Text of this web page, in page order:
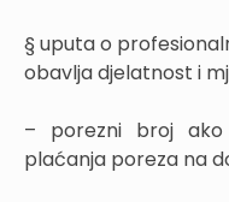
§ uputa o
obavlja djelatnost i
– porezni broj ako
plaćanja poreza na